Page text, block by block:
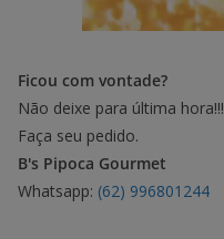
Ficou com vontade?
Não deixe para última hora!!!
Faça seu pedido.
B's Pipoca Gourmet
Whatsapp: (62) 996801244